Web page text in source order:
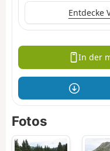
Entdecke
In der
Fotos